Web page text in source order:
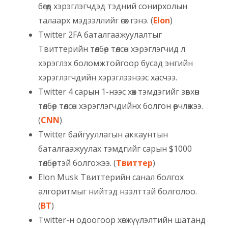
бөгөөд хэрэглэгчдэд тэдний сонирхолын
талаарх мэдээллийг өгөх гэнэ. (Elon)
Twitter 2FA баталгаажуулалтыг
Твиттерийн төлбөр төлсөн хэрэглэгчид л
хэрэглэх боломжтойгоор бусад энгийн
хэрэглэгчдийн хэрэглээнээс хасчээ.
Twitter 4 сарын 1-нээс хөх тэмдэгийг зөвхөн
төлбөр төлсөн хэрэглэгчдийнх болгон өөрчлөжээ.
(CNN)
Twitter байгууллагын аккаунтын
баталгаажуулах тэмдгийг сарын $1000
төлбөртэй болгожээ. (Твиттер)
Elon Musk Твиттерийн санал болгох
алгоритмыг нийтэд нээлттэй болголоо.
(BT)
Twitter-н одоогоор хөгжүүлэлтийн шатанд